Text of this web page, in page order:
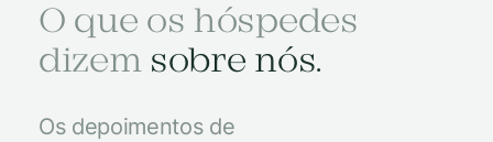
O que os hóspedes
dizem sobre nós.
Os depoimentos de